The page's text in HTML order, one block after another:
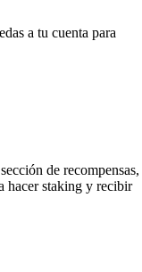
a tu cuenta para
de recompensas,
hacer staking y recibir